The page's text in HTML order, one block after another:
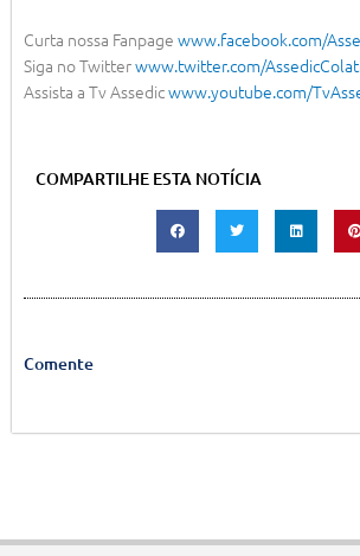
Curta nossa Fanpage www.facebook.com/
Siga no Twitterwww.twitter.com/
Assista a Tv Assedicwww.youtube.com/
COMPARTILHE ESTA NOTÍCIA
Comente